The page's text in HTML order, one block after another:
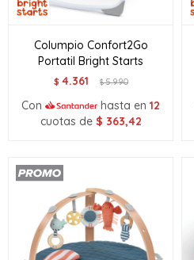
Columpio Confort2Go
Portatil Bright Starts
$ 4.361 $5.990
Con hasta en 12
cuotas de $ 363,42